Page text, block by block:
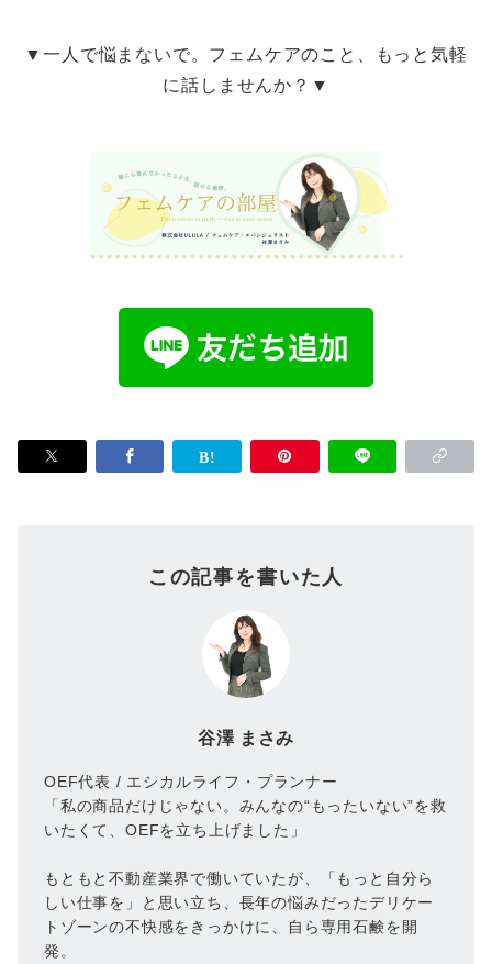
▼一人で悩まないで。フェムケアのこと、もっと気軽
に話しませんか？▼
この記事を書いた人
谷澤 まさみ
OEF代表 / エシカルライフ・プランナー
「私の商品だけじゃない。みんなの“もったいない”を救
いたくて、OEFを立ち上げました」
もともと不動産業界で働いていたが、「もっと自分ら
しい仕事を」と思い立ち、長年の悩みだったデリケー
トゾーンの不快感をきっかけに、自ら専用石鹸を開
発。